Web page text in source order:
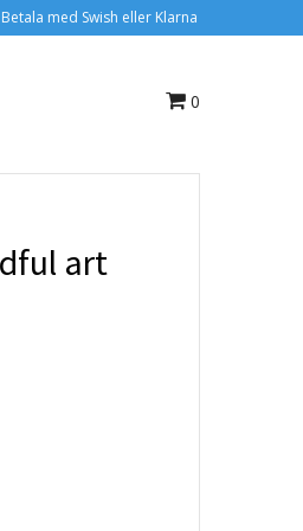
Betala med Swish eller Klarna
0
art